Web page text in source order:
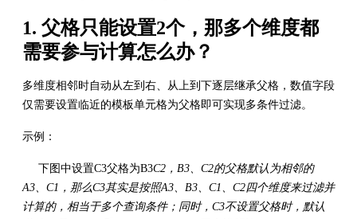
1. 父格只能设置2个，那多个维度都
需要参与计算怎么办？
多维度相邻时自动从左到右、从上到下逐层继承父格，数值字段
仅需要设置临近的模板单元格为父格即可实现多条件过滤。
示例：
下图中设置C3父格为B3C2，B3、C2的父格默认为相邻的
A3、C1，那么C3其实是按照A3、B3、C1、C2四个维度来过滤并
计算的，相当于多个查询条件；同时，C3不设置父格时，默认